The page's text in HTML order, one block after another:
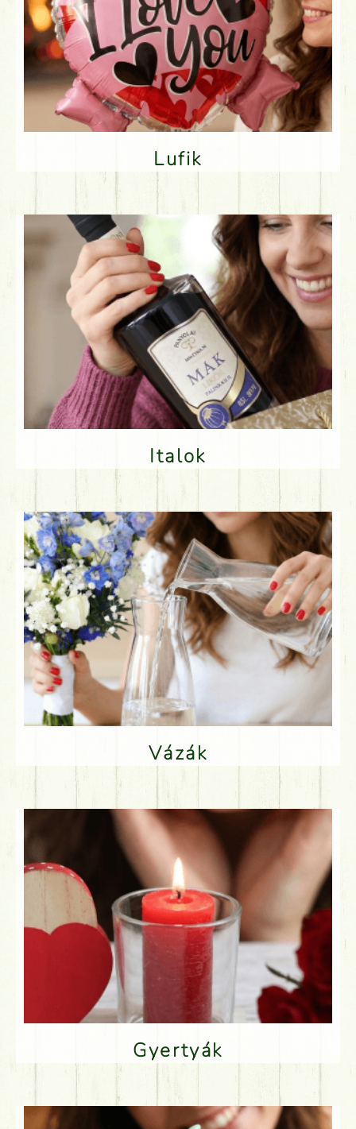
Lufik
Italok
Vázák
Gyertyák